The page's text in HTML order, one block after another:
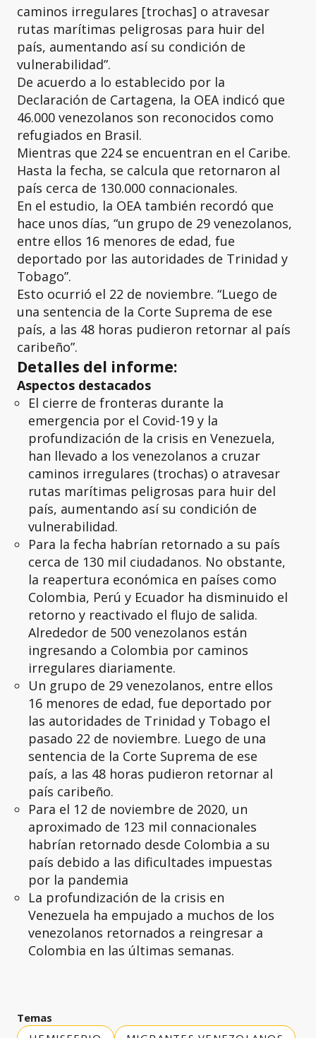
caminos irregulares [trochas] o atravesar
rutas marítimas peligrosas para huir del
país, aumentando así su condición de
vulnerabilidad”.
De acuerdo a lo establecido por la
Declaración de Cartagena, la OEA indicó que
46.000 venezolanos son reconocidos como
refugiados en Brasil.
Mientras que 224 se encuentran en el Caribe.
Hasta la fecha, se calcula que retornaron al
país cerca de 130.000 connacionales.
En el estudio, la OEA también recordó que
hace unos días, “un grupo de 29 venezolanos,
entre ellos 16 menores de edad, fue
deportado por las autoridades de Trinidad y
Tobago”.
Esto ocurrió el 22 de noviembre. “Luego de
una sentencia de la Corte Suprema de ese
país, a las 48 horas pudieron retornar al país
caribeño”.
Detalles del informe:
Aspectos destacados
El cierre de fronteras durante la
emergencia por el Covid-19 y la
profundización de la crisis en Venezuela,
han llevado a los venezolanos a cruzar
caminos irregulares (trochas) o atravesar
rutas marítimas peligrosas para huir del
país, aumentando así su condición de
vulnerabilidad.
Para la fecha habrían retornado a su país
cerca de 130 mil ciudadanos. No obstante,
la reapertura económica en países como
Colombia, Perú y Ecuador ha disminuido el
retorno y reactivado el flujo de salida.
Alrededor de 500 venezolanos están
ingresando a Colombia por caminos
irregulares diariamente.
Un grupo de 29 venezolanos, entre ellos
16 menores de edad, fue deportado por
las autoridades de Trinidad y Tobago el
pasado 22 de noviembre. Luego de una
sentencia de la Corte Suprema de ese
país, a las 48 horas pudieron retornar al
país caribeño.
Para el 12 de noviembre de 2020, un
aproximado de 123 mil connacionales
habrían retornado desde Colombia a su
país debido a las dificultades impuestas
por la pandemia
La profundización de la crisis en
Venezuela ha empujado a muchos de los
venezolanos retornados a reingresar a
Colombia en las últimas semanas.
Temas